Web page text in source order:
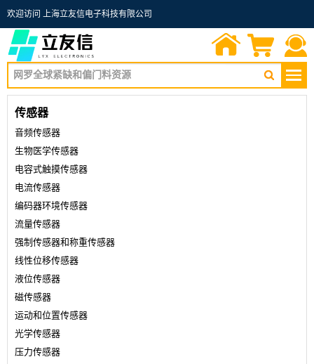
欢迎访问 上海立友信电子科技有限公司
首页
传感器
音频传感器
生物医学传感器
电容式触摸传感器
电流传感器
编码器环境传感器
流量传感器
强制传感器和称重传感器
线性位移传感器
液位传感器
磁传感器
运动和位置传感器
光学传感器
压力传感器